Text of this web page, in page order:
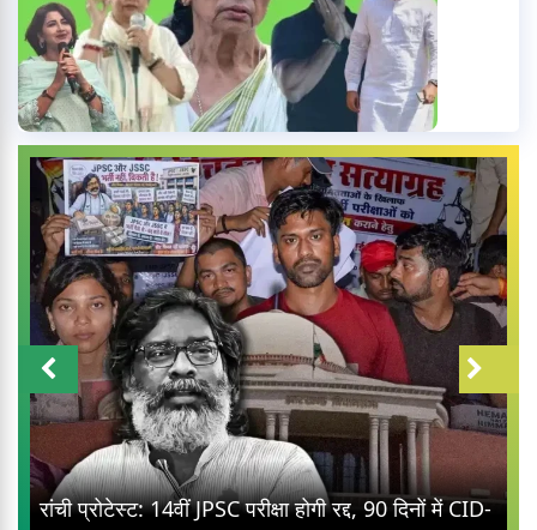
रांची प्रोटेस्ट: 14वीं JPSC परीक्षा होगी रद्द, 90 दिनों में CID-